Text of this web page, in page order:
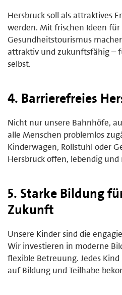
Hersbruck soll als attraktives
werden. Mit frischen Ideen
Gesundheitstourismus
attraktiv und zukunftsfähig –
selbst.
4. Barrierefreies
Nicht nur unsere Bahnhöfe,
alle Menschen problemlos
Kinderwagen, Rollstuhl oder
Hersbruck offen, lebendig und
5. Starke Bildung
Zukunft
Unsere Kinder sind die
Wir investieren in moderne
flexible Betreuung. Jedes
auf Bildung und Teilhabe